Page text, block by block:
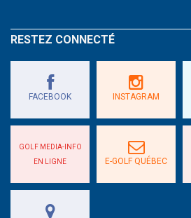
RESTEZ CONNECTÉ
FACEBOOK INSTAGRAM
GOLF MEDIA-INFO
EN LIGNE
E-GOLF QUÉBEC